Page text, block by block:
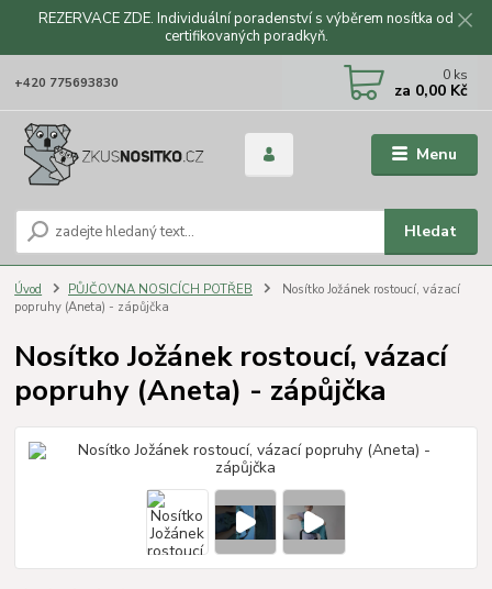
REZERVACE ZDE. Individuální poradenství s výběrem nosítka od
certifikovaných poradkyň.
Menu
Hledat
+420 775693830 0 ks
za 0,00 Kč
Úvod PŮJČOVNA NOSICÍCH POTŘEB
Nosítko Jožánek rostoucí, vázací
popruhy (Aneta) - zápůjčka
Nosítko Jožánek rostoucí, vázací
popruhy (Aneta) - zápůjčka